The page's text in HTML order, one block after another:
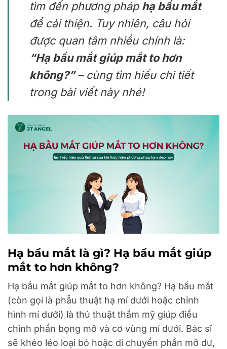
tìm đến phương pháp hạ bầu mắt
để cải thiện. Tuy nhiên, câu hỏi
được quan tâm nhiều chính là:
“Hạ bầu mắt giúp mắt to hơn
không?”– cùng tìm hiểu chi tiết
trong bài viết này nhé!
Hạ bầu mắt là gì? Hạ bầu mắt giúp
mắt to hơn không?
Hạ bầu mắt giúp mắt to hơn không? Hạ bầu mắt
(còn gọi là phẫu thuật hạ mí dưới hoặc chỉnh
hình mí dưới) là thủ thuật thẩm mỹ giúp điều
chỉnh phần bọng mỡ và cơ vùng mí dưới. Bác sĩ
sẽ khéo léo loại bỏ hoặc di chuyển phần mỡ dư,